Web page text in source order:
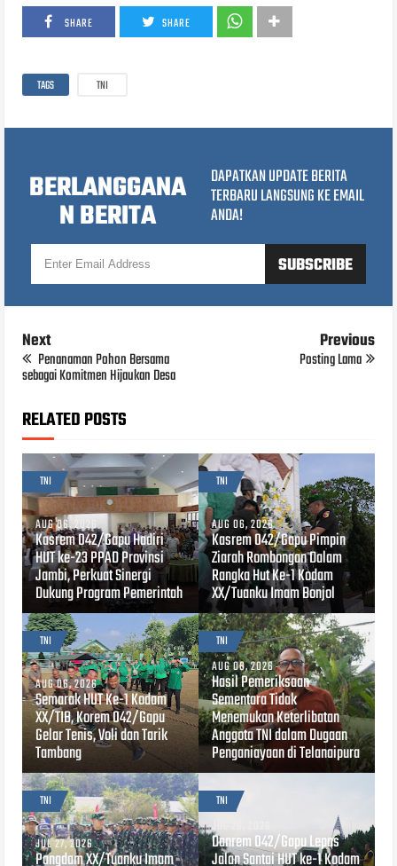
SHARE SHARE
TAGS TNI
BERLANGGANA
N BERITA
DAPATKAN UPDATE BERITA
TERBARU LANGSUNG KE EMAIL
ANDA!
Next
Penanaman Pohon Bersama
sebagai Komitmen Hijaukan Desa
Previous
Posting Lama
RELATED POSTS
TNI
AUG 06, 2026
Kasrem 042/Gapu Hadiri
HUT ke-23 PPAD Provinsi
Jambi, Perkuat Sinergi
Dukung Program Pemerintah
TNI
AUG 06, 2026
Kasrem 042/Gapu Pimpin
Ziarah Rombongan Dalam
Rangka Hut Ke-1 Kodam
XX/Tuanku Imam Bonjol
TNI
AUG 06, 2026
Semarak HUT Ke-1 Kodam
XX/TIB, Korem 042/Gapu
Gelar Tenis, Voli dan Tarik
Tambang
TNI
AUG 06, 2026
Hasil Pemeriksaan
Sementara Tidak
Menemukan Keterlibatan
Anggota TNI dalam Dugaan
Penganiayaan di Telanaipura
TNI
JUL 27, 2026
Pangdam XX/Tuanku Imam
TNI
JUL 26, 2026
Danrem 042/Gapu Lepas
Jalan Santai HUT ke-1 Kodam